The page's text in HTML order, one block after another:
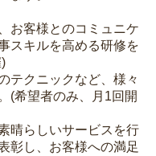
お客様とのコミュニケ
スキルを高める研修を
テクニックなど、様々
(希望者のみ、月1回開
晴らしいサービスを行
彰し、お客様への満足